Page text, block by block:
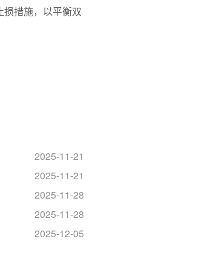
损措施，以平衡双
2025-11-21
2025-11-21
2025-11-28
2025-11-28
2025-12-05